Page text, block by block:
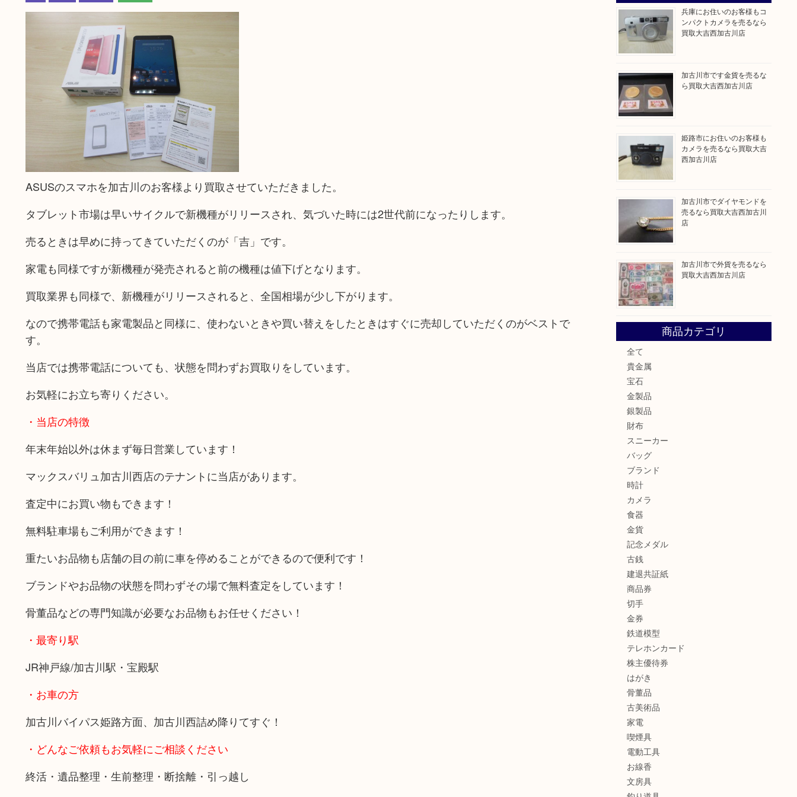
ASUSのスマホを加古川のお客様より買取させていただきました。
タブレット市場は早いサイクルで新機種がリリースされ、気づいた時には2世代前になったりします。
売るときは早めに持ってきていただくのが「吉」です。
家電も同様ですが新機種が発売されると前の機種は値下げとなります。
買取業界も同様で、新機種がリリースされると、全国相場が少し下がります。
なので携帯電話も家電製品と同様に、使わないときや買い替えをしたときはすぐに売却していただくのがベストで
す。
当店では携帯電話についても、状態を問わずお買取りをしています。
お気軽にお立ち寄りください。
・当店の特徴
年末年始以外は休まず毎日営業しています！
マックスバリュ加古川西店のテナントに当店があります。
査定中にお買い物もできます！
無料駐車場もご利用ができます！
重たいお品物も店舗の目の前に車を停めることができるので便利です！
ブランドやお品物の状態を問わずその場で無料査定をしています！
骨董品などの専門知識が必要なお品物もお任せください！
・最寄り駅
JR神戸線/加古川駅・宝殿駅
・お車の方
加古川バイパス姫路方面、加古川西詰め降りてすぐ！
・どんなご依頼もお気軽にご相談ください
終活・遺品整理・生前整理・断捨離・引っ越し
兵庫にお住いのお客様もコ
ンパクトカメラを売るなら
買取大吉西加古川店
加古川市です金貨を売るな
ら買取大吉西加古川店
姫路市にお住いのお客様も
カメラを売るなら買取大吉
西加古川店
加古川市でダイヤモンドを
売るなら買取大吉西加古川
店
加古川市で外貨を売るなら
買取大吉西加古川店
商品カテゴリ
全て
貴金属
宝石
金製品
銀製品
財布
スニーカー
バッグ
ブランド
時計
カメラ
食器
金貨
記念メダル
古銭
建退共証紙
商品券
切手
金券
鉄道模型
テレホンカード
株主優待券
はがき
骨董品
古美術品
家電
喫煙具
電動工具
お線香
文房具